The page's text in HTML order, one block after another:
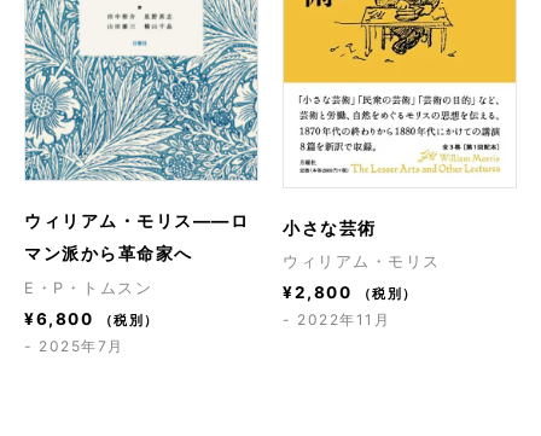
ウィリアム・モリス――ロ
マン派から革命家へ
E・P・トムスン
¥6,800 （税別）
- 2025年7月
小さな芸術
ウィリアム・モリス
¥2,800 （税別）
- 2022年11月